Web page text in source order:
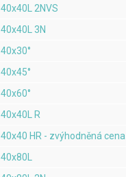
40x40L 2NVS
40x40L 3N
40x30°
40x45°
40x60°
40x40L R
40x40 HR - zvýhodněná cena
40x80L